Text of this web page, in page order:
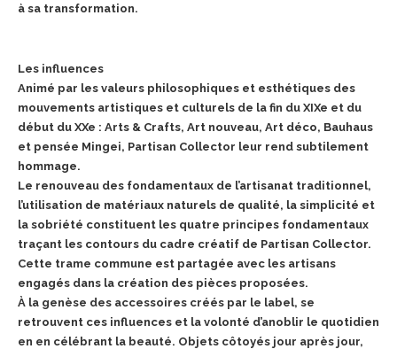
à sa transformation.
Les influences
Animé par les valeurs philosophiques et esthétiques des
mouvements artistiques et culturels de la fin du XIXe et du
début du XXe : Arts & Crafts, Art nouveau, Art déco, Bauhaus
et pensée Mingei, Partisan Collector leur rend subtilement
hommage.
Le renouveau des fondamentaux de l’artisanat traditionnel,
l’utilisation de matériaux naturels de qualité, la simplicité et
la sobriété constituent les quatre principes fondamentaux
traçant les contours du cadre créatif de Partisan Collector.
Cette trame commune est partagée avec les artisans
engagés dans la création des pièces proposées.
À la genèse des accessoires créés par le label, se
retrouvent ces influences et la volonté d’anoblir le quotidien
en en célébrant la beauté. Objets côtoyés jour après jour,